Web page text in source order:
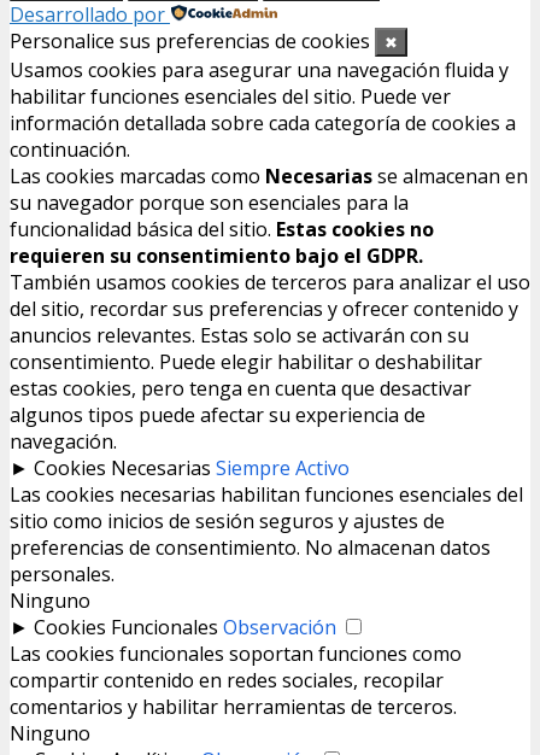
Desarrollado por
Personalice sus preferencias de cookies
✖
Usamos cookies para asegurar una navegación fluida y
habilitar funciones esenciales del sitio. Puede ver
información detallada sobre cada categoría de cookies a
continuación.
Las cookies marcadas como Necesariasse almacenan en
su navegador porque son esenciales para la
funcionalidad básica del sitio. Estas cookies no
requieren su consentimiento bajo el GDPR.
También usamos cookies de terceros para analizar el uso
del sitio, recordar sus preferencias y ofrecer contenido y
anuncios relevantes. Estas solo se activarán con su
consentimiento. Puede elegir habilitar o deshabilitar
estas cookies, pero tenga en cuenta que desactivar
algunos tipos puede afectar su experiencia de
navegación.
► Cookies Necesarias Siempre Activo
Las cookies necesarias habilitan funciones esenciales del
sitio como inicios de sesión seguros y ajustes de
preferencias de consentimiento. No almacenan datos
personales.
Ninguno
► Cookies Funcionales Observación
Las cookies funcionales soportan funciones como
compartir contenido en redes sociales, recopilar
comentarios y habilitar herramientas de terceros.
Ninguno